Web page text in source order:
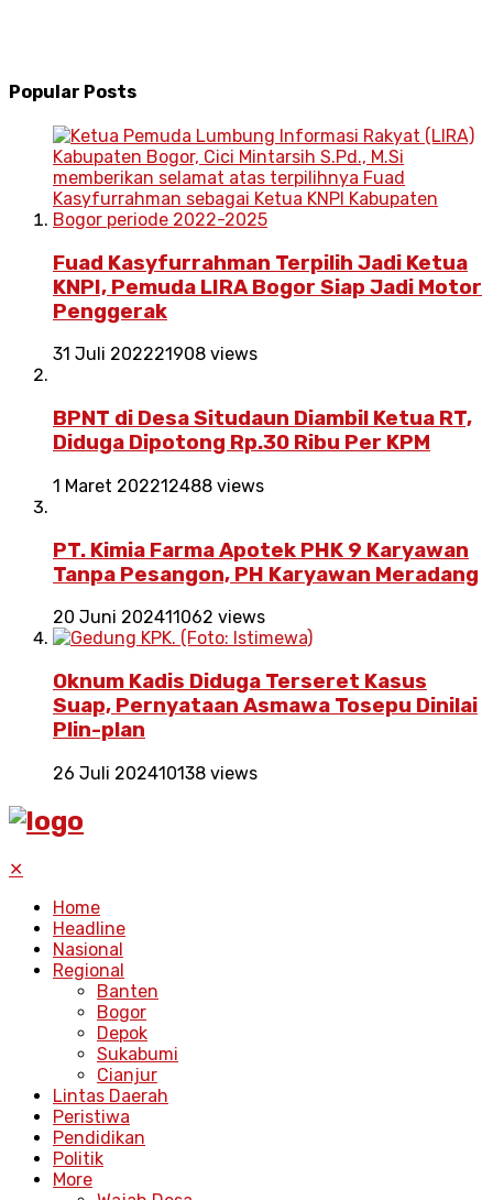
Popular Posts
Fuad Kasyfurrahman Terpilih Jadi Ketua
KNPI, Pemuda LIRA Bogor Siap Jadi Motor
Penggerak
31 Juli 202221908 views
BPNT di Desa Situdaun Diambil Ketua RT,
Diduga Dipotong Rp.30 Ribu Per KPM
1 Maret 202212488 views
PT. Kimia Farma Apotek PHK 9 Karyawan
Tanpa Pesangon, PH Karyawan Meradang
20 Juni 202411062 views
Oknum Kadis Diduga Terseret Kasus
Suap, Pernyataan Asmawa Tosepu Dinilai
Plin-plan
26 Juli 202410138 views
✕
Home
Headline
Nasional
Regional
Banten
Bogor
Depok
Sukabumi
Cianjur
Lintas Daerah
Peristiwa
Pendidikan
Politik
More